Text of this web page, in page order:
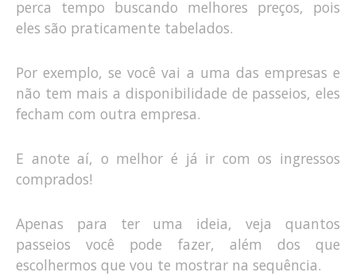
perca tempo buscando melhores preços, pois
eles são praticamente tabelados.
Por exemplo, se você vai a uma das empresas e
não tem mais a disponibilidade de passeios, eles
fecham com outra empresa.
E anote aí, o melhor é já ir com os ingressos
comprados!
Apenas para ter uma ideia, veja quantos
passeios você pode fazer, além dos que
escolhermos que vou te mostrar na sequência.